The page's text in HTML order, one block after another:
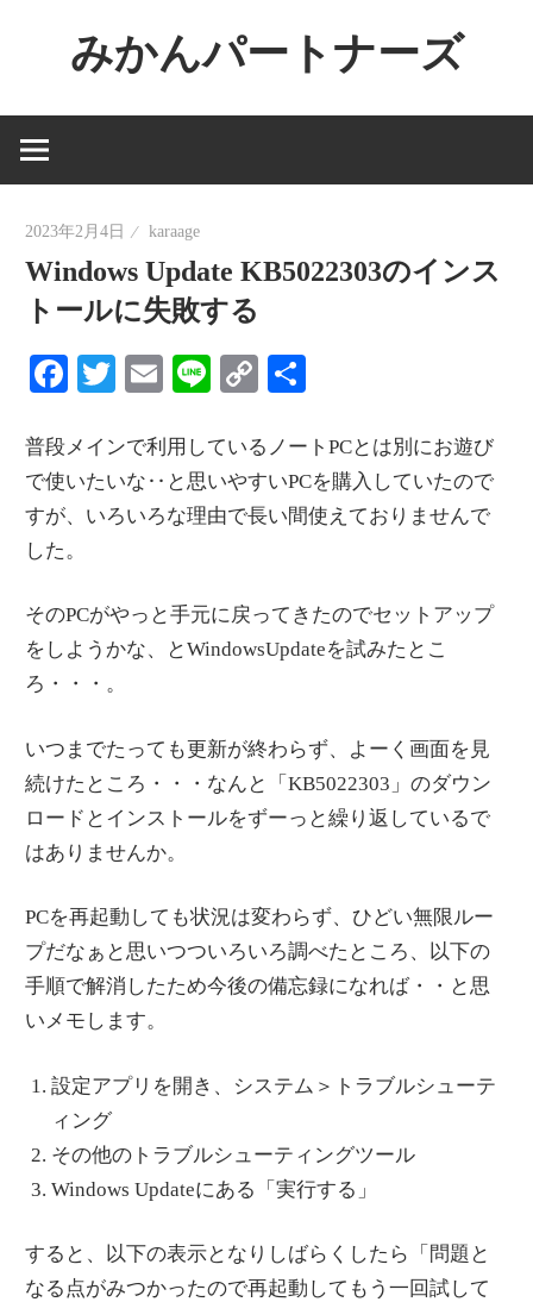
ン
へ
みかんパートナーズ
ー
ジ
ン
ル
で
に
た
な
い
情
を
世
界
発
信
2023年2月4日 karaage
Windows Update KB5022303のインス
トールに失敗する
Facebook
Twitter
EmailLineCopy
普段メインで利用しているノートPCとは別にお遊び
で使いたいな‥と思いやすいPCを購入していたので
すが、いろいろな理由で長い間使えておりませんで
した。
そのPCがやっと手元に戻ってきたのでセットアップ
をしようかな、とWindowsUpdateを試みたとこ
ろ・・・。
いつまでたっても更新が終わらず、よーく画面を見
続けたところ・・・なんと「KB5022303」のダウン
ロードとインストールをずーっと繰り返しているで
はありませんか。
PCを再起動しても状況は変わらず、ひどい無限ルー
プだなぁと思いつついろいろ調べたところ、以下の
手順で解消したため今後の備忘録になれば・・と思
いメモします。
設定アプリを開き、システム＞トラブルシューテ
ィング
その他のトラブルシューティングツール
Windows Updateにある「実行する」
すると、以下の表示となりしばらくしたら「問題と
なる点がみつかったので再起動してもう一回試して